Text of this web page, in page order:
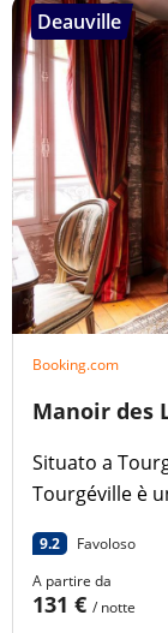
Deauville
Booking.com
Manoir des
Situato a
Tourgéville è
carattere, a
9.2
Favoloso
A partire da
131 € / notte